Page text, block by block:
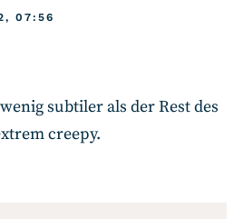
07:56
subtiler als der Rest des
creepy.